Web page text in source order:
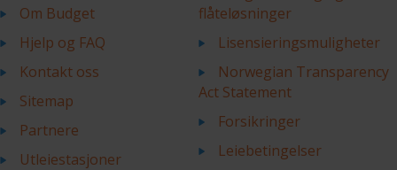
Om Budget
Hjelp og FAQ
Kontakt oss
Sitemap
Partnere
Utleiestasjoner
flåteløsninger
Lisensieringsmuligheter
Norwegian Transparency
Act Statement
Forsikringer
Leiebetingelser